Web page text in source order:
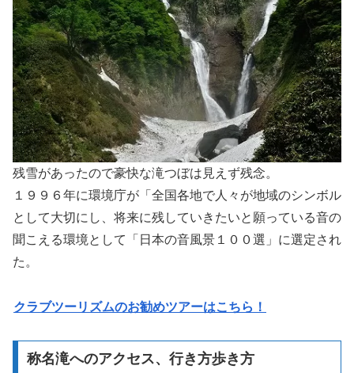
残雪があったので豪快な滝つぼは見えず残念。
１９９６年に環境庁が「全国各地で人々が地域のシンボル
として大切にし、将来に残していきたいと願っている音の
聞こえる環境として「日本の音風景１００選」に選定され
た。
クラブツーリズムのお勧めツアーはこちら！
称名滝へのアクセス、行き方歩き方